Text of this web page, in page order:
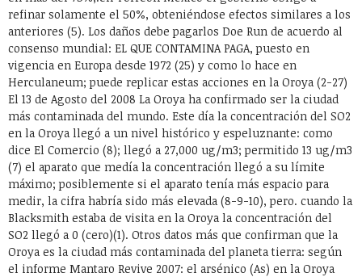
refinar solamente el 50%, obteniéndose efectos similares a los
anteriores (5). Los daños debe pagarlos Doe Run de acuerdo al
consenso mundial: EL QUE CONTAMINA PAGA, puesto en
vigencia en Europa desde 1972 (25) y como lo hace en
Herculaneum; puede replicar estas acciones en la Oroya (2-27)
El 13 de Agosto del 2008 La Oroya ha confirmado ser la ciudad
más contaminada del mundo. Este día la concentración del SO2
en la Oroya llegó a un nivel histórico y espeluznante: como
dice El Comercio (8); llegó a 27,000 ug/m3; permitido 13 ug/m3
(7) el aparato que medía la concentración llegó a su límite
máximo; posiblemente si el aparato tenía más espacio para
medir, la cifra habría sido más elevada (8-9-10), pero. cuando la
Blacksmith estaba de visita en la Oroya la concentración del
SO2 llegó a 0 (cero)(1). Otros datos más que confirman que la
Oroya es la ciudad más contaminada del planeta tierra: según
el informe Mantaro Revive 2007: el arsénico (As) en la Oroya